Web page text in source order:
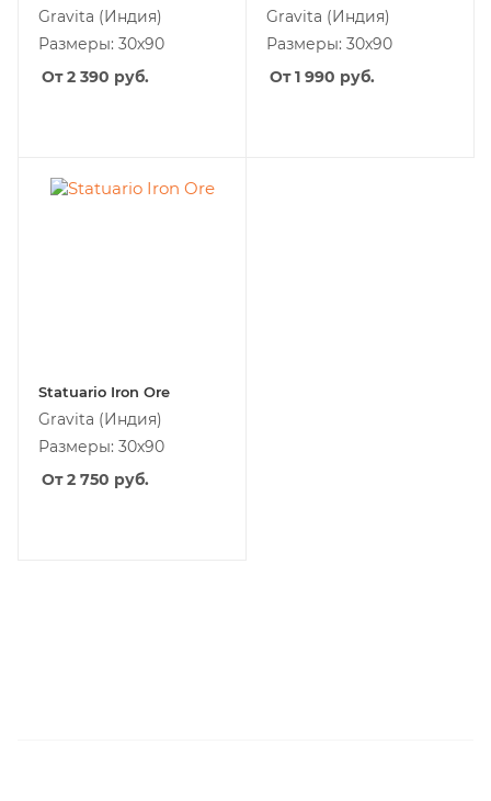
Gravita (Индия)
Размеры: 30х90
От 2 390 руб.
Gravita (Индия)
Размеры: 30х90
От 1 990 руб.
Statuario Iron Ore
Gravita (Индия)
Размеры: 30х90
От 2 750 руб.